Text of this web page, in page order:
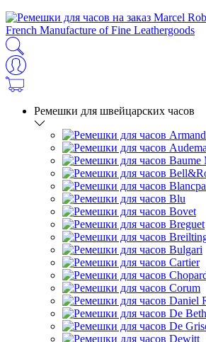
French Manufacture of Fine Leathergoods
Ремешки для швейцарских часов